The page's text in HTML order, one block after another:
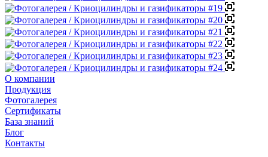
О компании
Продукция
Фотогалерея
Сертификаты
База знаний
Блог
Контакты